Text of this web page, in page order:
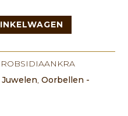
,Oorbellen -